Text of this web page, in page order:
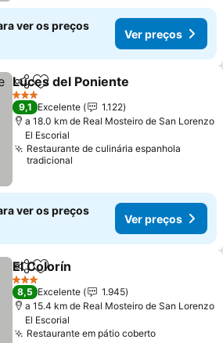
ver os preços
Ver preços
PartilharAdicionar aos favoritos
Luces del Poniente
3 Estrelas
9,1 Excelente
1.122
a 18.0 km de Real Mosteiro de San Lorenzo
El Escorial
Restaurante de culinária espanhola
tradicional
ver os preços
Ver preços
PartilharAdicionar aos favoritos
El Colorín
3 Estrelas
8,5 Excelente
1.945
a 15.4 km de Real Mosteiro de San Lorenzo
El Escorial
Restaurante em pátio cobertoVer preços